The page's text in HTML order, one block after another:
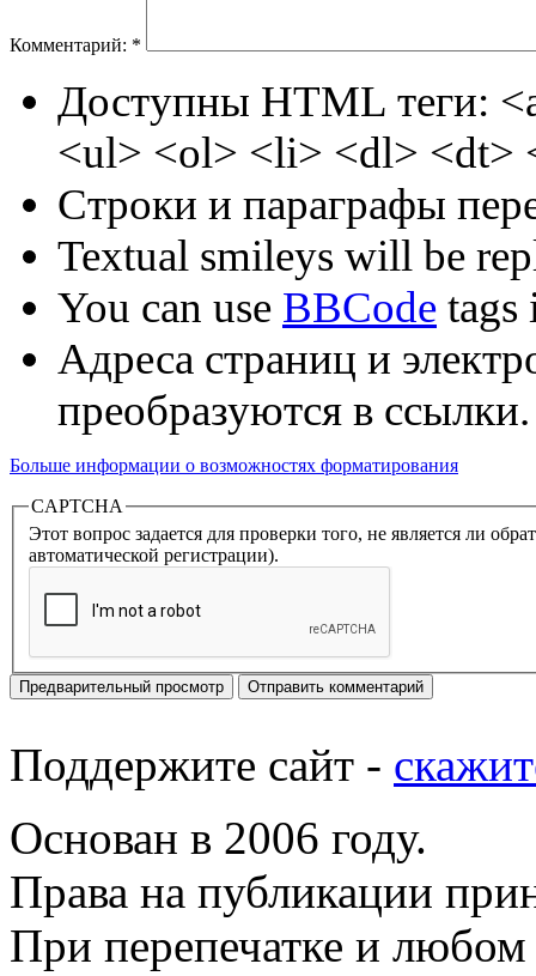
Комментарий: *
Доступны HTML теги:
<ul> <ol> <li> <dl> <dt>
Строки и параграфы
Textual smileys will be
You can use BBCode tags
Адреса страниц и
преобразуются в ссылки.
Больше информации о возможностях форматирования
CAPTCHA
Этот вопрос задается для проверки того, не является ли
автоматической регистрации).
Поддержите сайт -
Основан в 2006 году.
Права на публикации
При перепечатке и